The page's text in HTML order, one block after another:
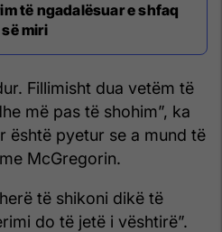
të ngadalësuar e shfaq
miri
Fillimisht dua vetëm të
më pas të shohim”, ka
është pyetur se a mund të
McGregorin.
të shikoni dikë të
do të jetë i vështirë”.